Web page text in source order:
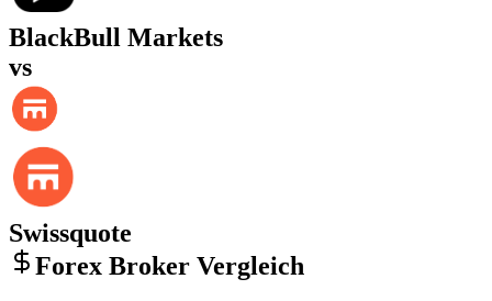
BlackBull Markets
vs
Swissquote
Forex Broker Vergleich